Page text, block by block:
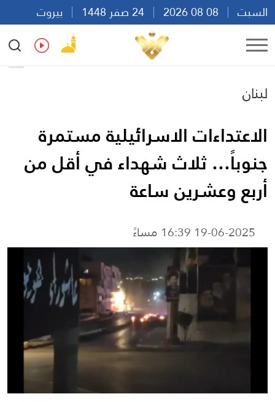
السبت
بيروت
16:45
Ar
لبنان
الاعتداءات الاسرائيلية مستمرة
جنوباً… ثلاث شهداء في أقل من
أربع وعشرين ساعة
19-06-2025 16:39 مساءً